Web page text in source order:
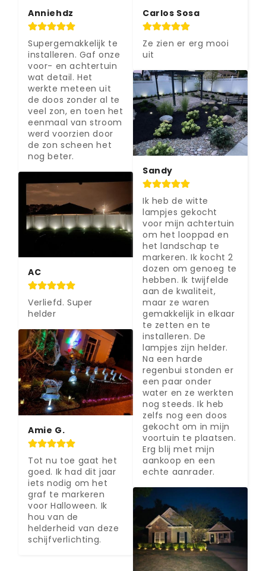
Anniehdz
Supergemakkelijk te
installeren. Gaf onze
voor- en achtertuin
wat detail. Het
werkte meteen uit
de doos zonder al te
veel zon, en toen het
eenmaal van stroom
werd voorzien door
de zon scheen het
nog beter.
AC
Verliefd. Super
helder
Amie G.
Tot nu toe gaat het
goed. Ik had dit jaar
iets nodig om het
graf te markeren
voor Halloween. Ik
hou van de
helderheid van deze
schijfverlichting.
Carlos Sosa
Ze zien er erg mooi
uit
Sandy
Ik heb de witte
lampjes gekocht
voor mijn achtertuin
om het looppad en
het landschap te
markeren. Ik kocht 2
dozen om genoeg te
hebben. Ik twijfelde
aan de kwaliteit,
maar ze waren
gemakkelijk in elkaar
te zetten en te
installeren. De
lampjes zijn helder.
Na een harde
regenbui stonden er
een paar onder
water en ze werkten
nog steeds. Ik heb
zelfs nog een doos
gekocht om in mijn
voortuin te plaatsen.
Erg blij met mijn
aankoop en een
echte aanrader.